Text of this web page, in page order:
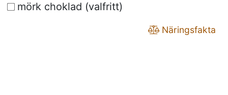
mörk choklad (valfritt)
Näringsfakta